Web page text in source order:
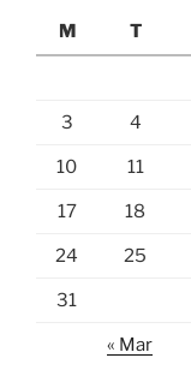
M
T
3 4
10 11
17 18
24 25
31
« Mar